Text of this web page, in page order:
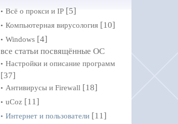
Всё о прокси и IP [5]
Компьютерная вирусология [10]
Windows [4]
все статьи посвящённые ОС
Настройки и описание программ
[37]
Антивирусы и Firewall [18]
uCoz [11]
Интернет и пользователи [11]